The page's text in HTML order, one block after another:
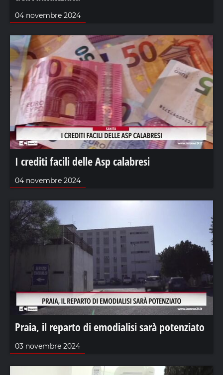
04 novembre 2024
I crediti facili delle Asp calabresi
04 novembre 2024
Praia, il reparto di emodialisi sarà potenziato
03 novembre 2024